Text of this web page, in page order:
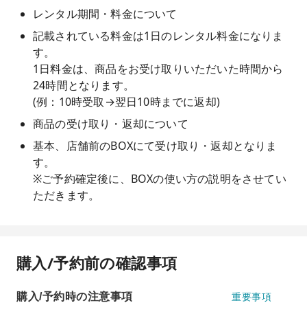
レンタル期間・料金について
記載されている料金は1日のレンタル料金になりま
す。
1日料金は、商品をお受け取りいただいた時間から
24時間となります。
(例：10時受取→翌日10時までに返却)
商品の受け取り・返却について
基本、店舗前のBOXにて受け取り・返却となりま
す。
※ご予約確定後に、BOXの使い方の説明をさせてい
ただきます。
購入/予約前の確認事項
購入/予約時の注意事項 重要事項